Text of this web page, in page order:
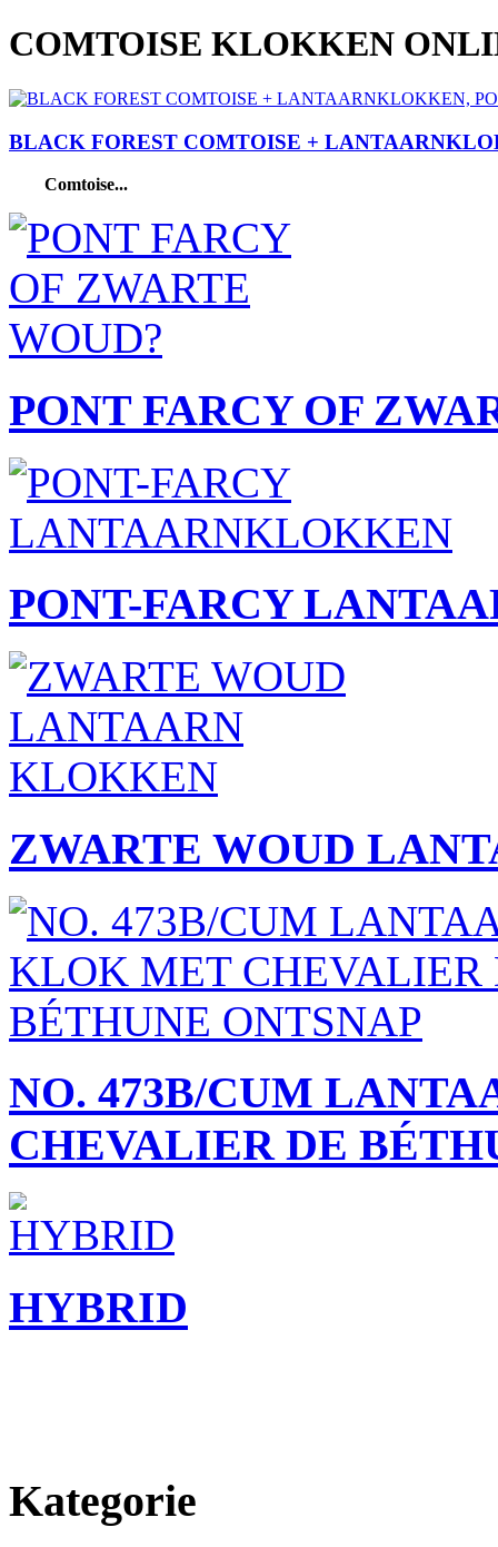
COMTOISE KLOKKEN
BLACK FOREST COMTOISE +
Comtoise...
PONT FARCY OF
PONT-FARCY
ZWARTE WOUD
NO. 473B/CUM
CHEVALIER DE
HYBRID
Kategorie